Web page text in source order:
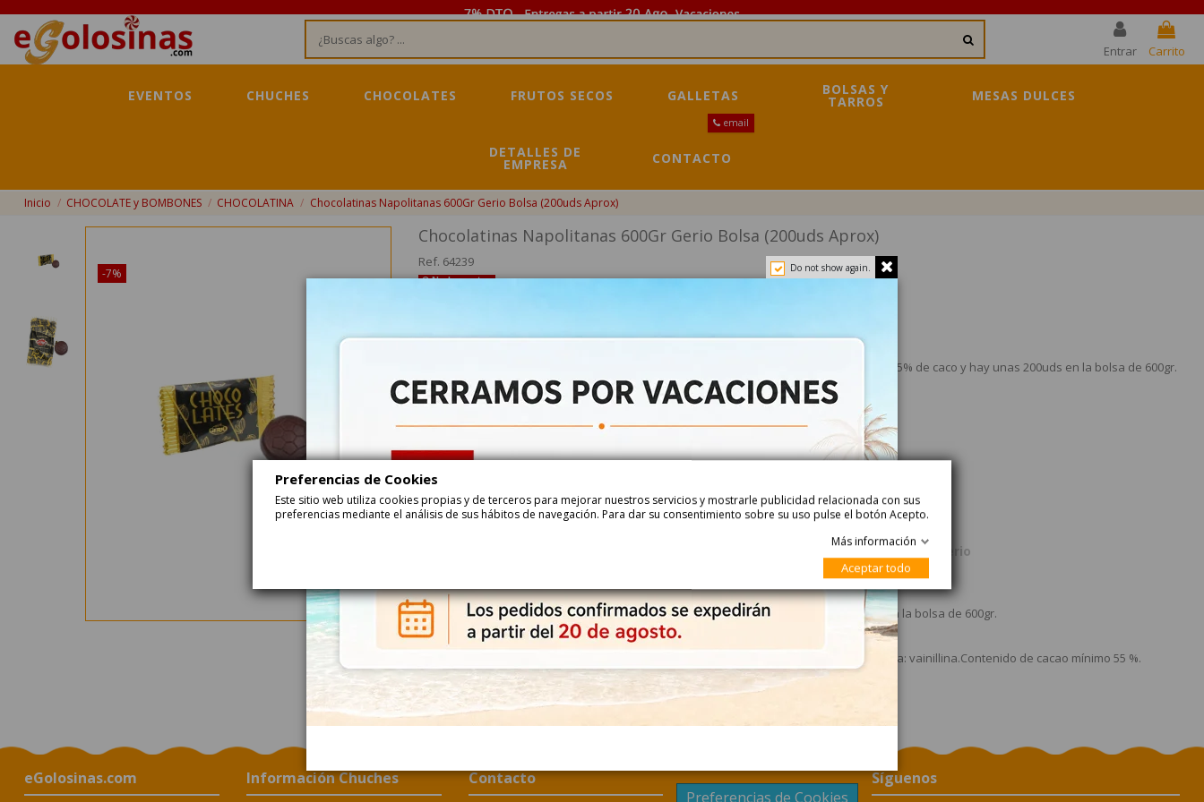
Entrar Carrito
EVENTOS CHUCHES CHOCOLATES FRUTOS SECOS GALLETAS BOLSAS Y
TARROS MESAS DULCES
DETALLES DE
EMPRESA CONTACTO
email
Inicio CHOCOLATE y BOMBONES CHOCOLATINA Chocolatinas Napolitanas 600Gr Gerio Bolsa (200uds Aprox)
-7%
Chocolatinas Napolitanas 600Gr Gerio Bolsa (200uds Aprox)
Ref. 64239
No hay estoc
Chocolatinas Napolitanas 600Gr Gerio Bolsa (200uds Aprox) Bolsa son chocolatinas de 55% de caco y hay unas 200uds en la bolsa de 600gr.
Añadir
con azucar
Detalle del Producto Acerca de Gerio
Chocolatinas Napolitanas 600Gr Gerio Bolsa (200uds Aprox)
NAPOLITANAS 600gr GERIO Bolsa son chocolatinas de 55% de caco y hay unas 200uds en la bolsa de 600gr.
¿Qué ingredientes tienen Chocolatinas Napolitanas 600Gr Gerio Bolsa?
Chocolate: azúcar, masa de cacao, manteca de cacao, emulgente (lecitina de soja), aroma: vainillina.Contenido de cacao mínimo 55 %.
eGolosinas.com Información Chuches
Contacto
Preferencias de Cookies
Síguenos
Do not show again.
Preferencias de Cookies
Este sitio web utiliza cookies propias y de terceros para mejorar nuestros servicios y mostrarle publicidad relacionada con sus
preferencias mediante el análisis de sus hábitos de navegación. Para dar su consentimiento sobre su uso pulse el botón Acepto.
Más información
Aceptar todo